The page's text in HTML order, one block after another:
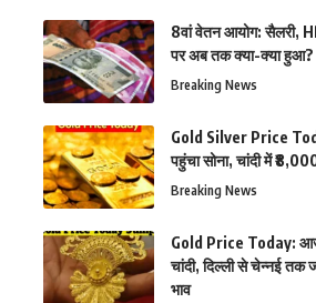
8वां वेतन आयोग: सैलरी,
पर अब तक क्या-क्या हुआ?
Breaking News
Gold Silver Price
पहुंचा सोना, चांदी में
Breaking News
Gold Price Today: आज
चांदी, दिल्ली से चेन्नई तक
भाव